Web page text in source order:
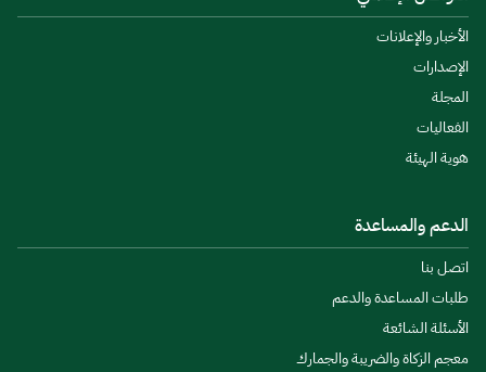
الأخبار والإعلانات
الإصدارات
المجلة
الفعاليات
هوية الهيئة
الدعم والمساعدة
اتصل بنا
طلبات المساعدة والدعم
الأسئلة الشائعة
معجم الزكاة والضريبة والجمارك